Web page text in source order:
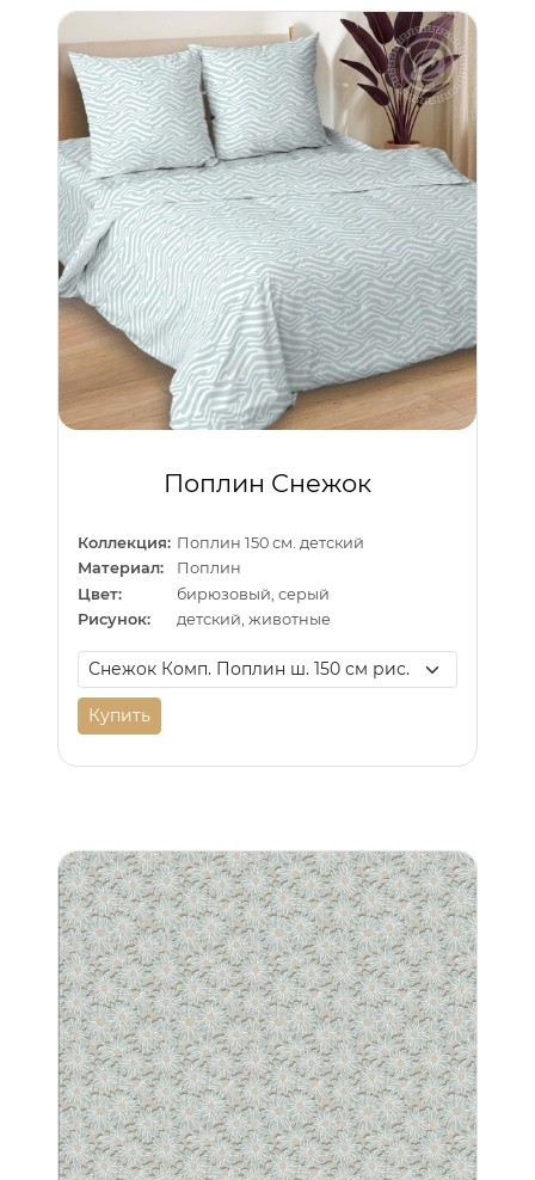
Поплин Снежок
Коллекция: Поплин 150 см. детский
Материал:
Поплин
Цвет:
бирюзовый, серый
Рисунок:
детский, животные
Купить